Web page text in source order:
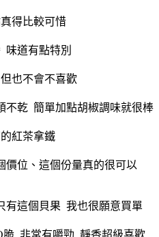
得比較可惜
道有點特別
也不會不喜歡
不乾 簡單加點胡椒調味就很棒
紅茶拿鐵
位、這個份量真的很可以
有這個貝果 我也很願意買單
脆 非常有嚼勁 靜香超級喜歡